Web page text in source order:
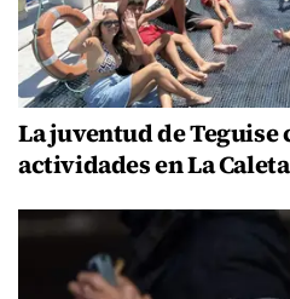
La juventud de Teguise
actividades en La